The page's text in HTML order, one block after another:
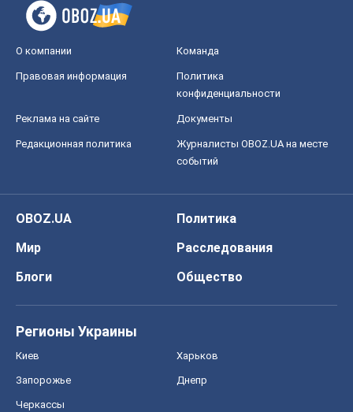
О компании Команда
Правовая информация
Политика
конфиденциальности
Реклама на сайте Документы
Редакционная политика
Журналисты OBOZ.UA на месте
событий
OBOZ.UA
Политика
Мир
Расследования
Блоги
Общество
Регионы Украины
Киев Харьков
Запорожье Днепр
Черкассы